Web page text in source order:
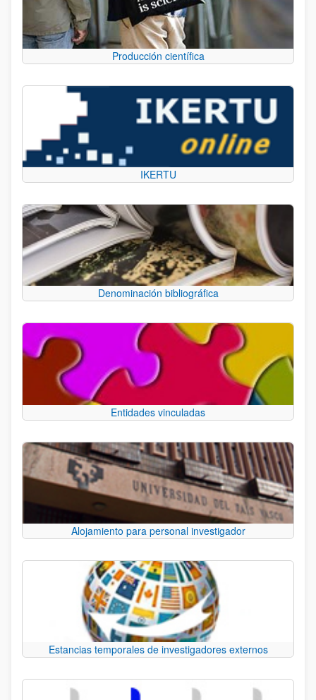
Producción científica
IKERTU
Denominación bibliográfica
Entidades vinculadas
Alojamiento para personal investigador
Estancias temporales de investigadores externos